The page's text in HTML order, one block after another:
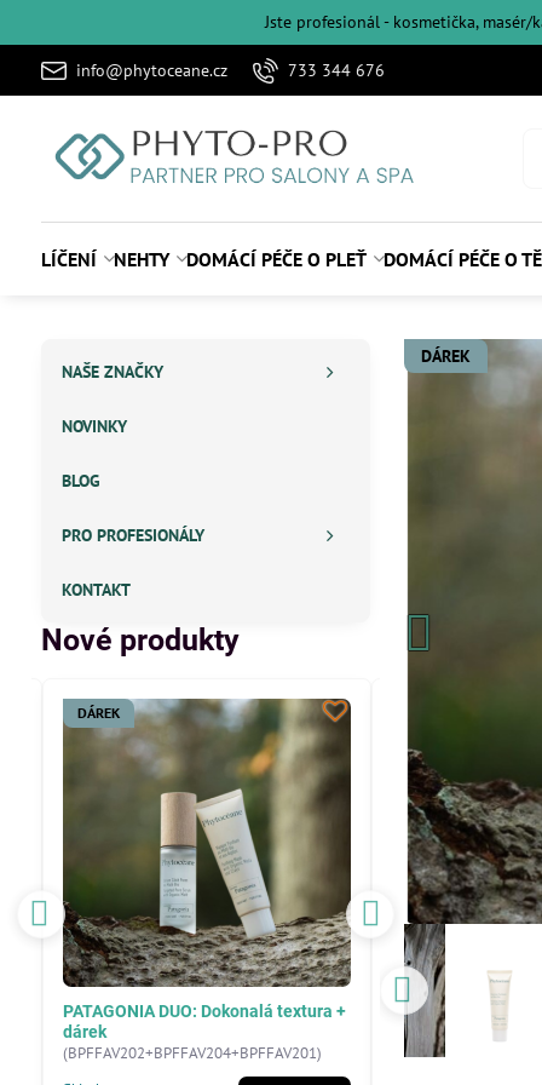
Jste profesionál - kosmetička,
info@phytoceane.cz 733 344 676
LÍČENÍ NEHTY DOMÁCÍ PÉČE O PLEŤ DOMÁCÍ PÉČE O
DÁREK
NAŠE ZNAČKY
NOVINKY
BLOG
PRO PROFESIONÁLY
KONTAKT
Nové produkty
DÁREK
PATAGONIA DUO: Svěží detox + dárek
(BPFFAV203+BPFFAV204+BPFFAV201)
PATAGONIA DUO: